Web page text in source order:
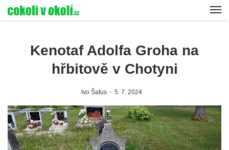
Kenotaf Adolfa Groha na
hřbitově v Chotyni
Ivo Šafus 5. 7. 2024